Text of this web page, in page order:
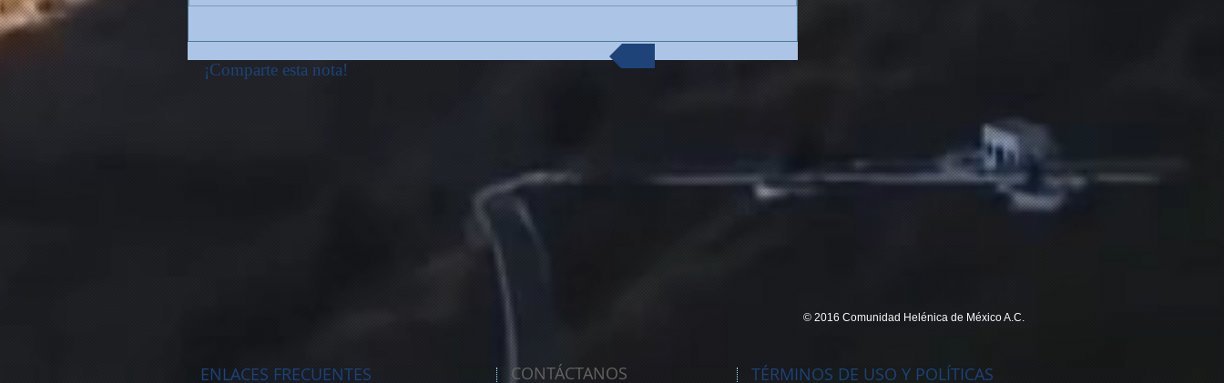
¡Comparte esta nota!
© 2016 Comunidad Helénica de México A.C.
ENLACES FRECUENTES CONTÁCTANOS TÉRMINOS DE USO Y POLÍTICAS